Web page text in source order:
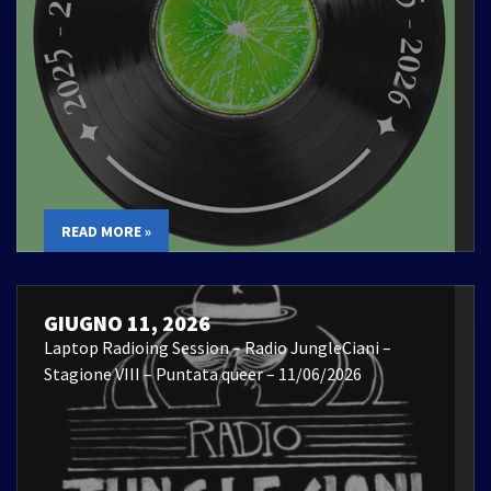
READ MORE »
GIUGNO 11, 2026
Laptop Radioing Session – Radio JungleCiani –
Stagione VIII – Puntata queer – 11/06/2026